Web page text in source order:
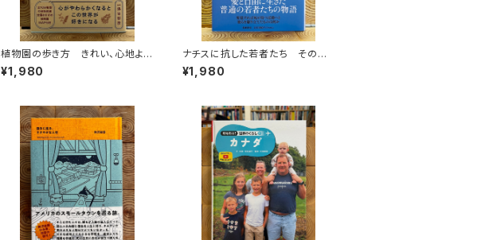
植物園の歩き方 きれい、心地よ
い、愛おしい さまざまな「うつくし
い」を求めて
¥1,980
ナチスに抗した若者たち その生
き方を問う
¥1,980